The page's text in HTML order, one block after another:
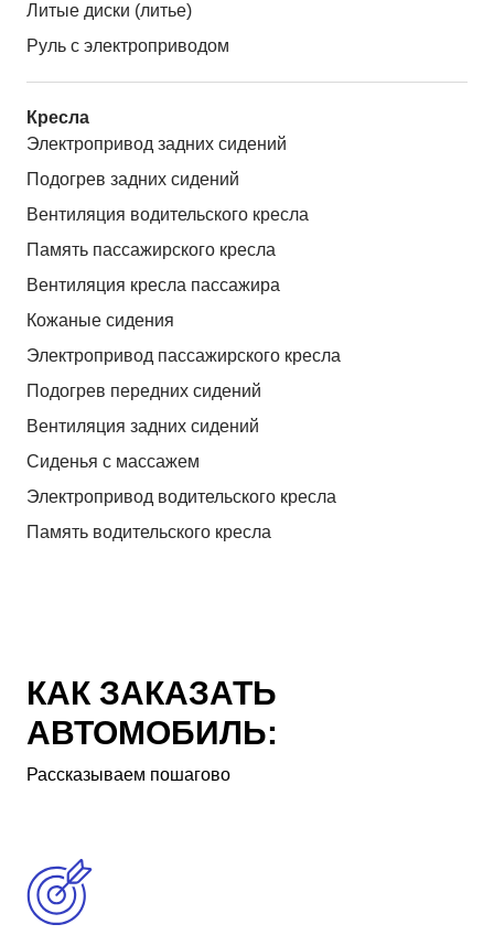
Литые диски (литье)
Руль с электроприводом
Кресла
Электропривод задних сидений
Подогрев задних сидений
Вентиляция водительского кресла
Память пассажирского кресла
Вентиляция кресла пассажира
Кожаные сидения
Электропривод пассажирского кресла
Подогрев передних сидений
Вентиляция задних сидений
Сиденья с массажем
Электропривод водительского кресла
Память водительского кресла
КАК ЗАКАЗАТЬ
АВТОМОБИЛЬ:
Рассказываем пошагово